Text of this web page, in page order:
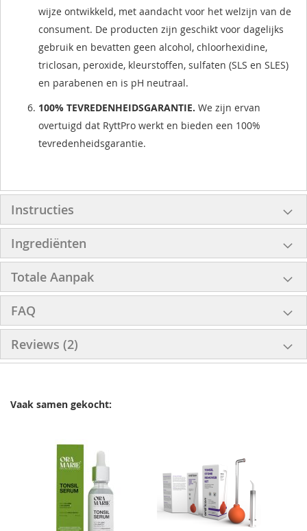
wijze ontwikkeld, met aandacht voor het welzijn van de
consument. De producten zijn geschikt voor dagelijks
gebruik en bevatten geen alcohol, chloorhexidine,
triclosan, peroxide, kleurstoffen, sulfaten (SLS en SLES)
en parabenen en is pH neutraal.
100% TEVREDENHEIDSGARANTIE. We zijn ervan
overtuigd dat RyttPro werkt en bieden een 100%
tevredenheidsgarantie.
Instructies
Ingrediënten
Totale Aanpak
FAQ
Reviews 2
Vaak samen gekocht: